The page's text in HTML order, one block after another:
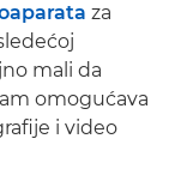
za
mali da
omogućava
i video